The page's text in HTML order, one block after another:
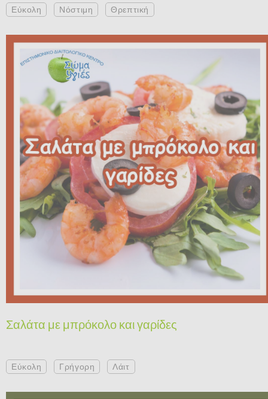
Εύκολη Νόστιμη Θρεπτική
Σαλάτα με μπρόκολο και γαρίδες
Εύκολη Γρήγορη Λάιτ